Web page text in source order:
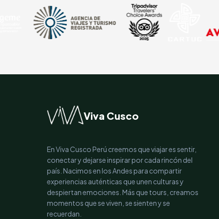
Viva Cusco
En Viva Cusco Perú creemos que viajar es sentir,
conectar y dejarse inspirar por cada rincón del
país. Nacimos en los Andes para compartir
experiencias auténticas que unen culturas y
despiertan emociones. Más que tours, creamos
momentos que se viven, se sienten y se
recuerdan.